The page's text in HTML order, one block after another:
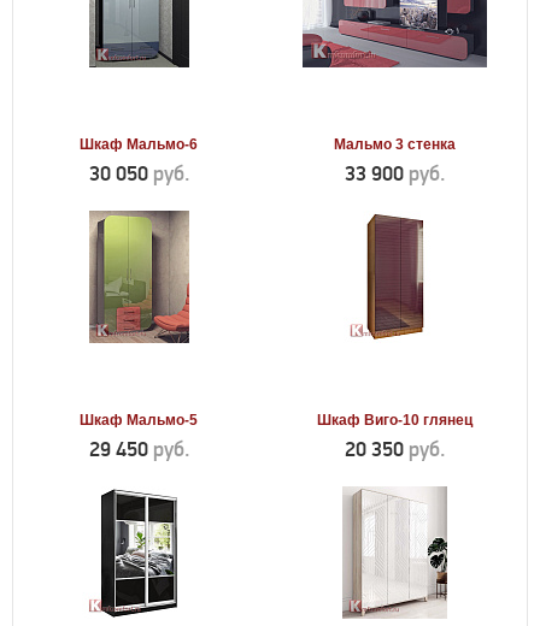
Шкаф Мальмо-6
30 050 руб.
Мальмо 3 стенка
33 900 руб.
Шкаф Мальмо-5
29 450 руб.
Шкаф Виго-10 глянец
20 350 руб.